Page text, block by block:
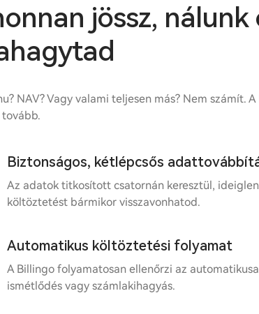
jössz,
NAV? Vagy valami teljesen más? Nem számít.
tovább.
Biztonságos, kétlépcsős
Az adatok titkosított csatornán keresztül,
költöztetést bármikor visszavonhatod.
Automatikus költöztetési folyamat
A Billingo folyamatosan ellenőrzi az
ismétlődés vagy számlakihagyás.